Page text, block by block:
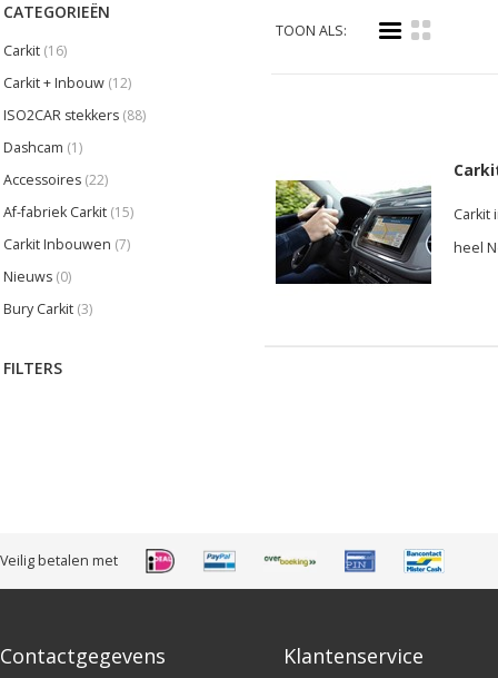
CATEGORIEËN
Carkit (16)
Carkit + Inbouw (12)
ISO2CAR stekkers (88)
Dashcam (1)
Accessoires (22)
Af-fabriek Carkit (15)
Carkit Inbouwen (7)
Nieuws (0)
Bury Carkit (3)
FILTERS
TOON ALS: i k
Carkit
heel
Veilig betalen met
Contactgegevens Klantenservice